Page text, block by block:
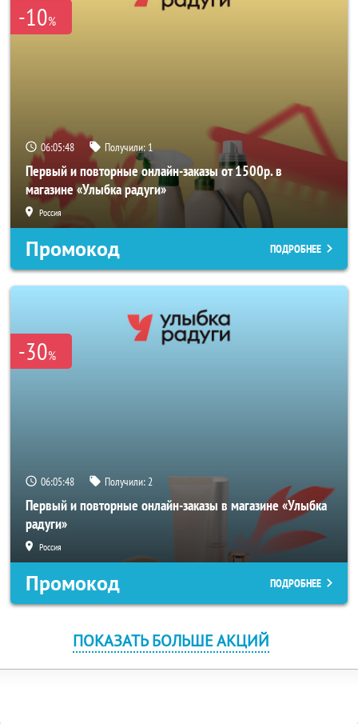
-10%
06:05:48 Получили:1
Первый и повторные онлайн-заказы от 1500р. в
магазине «Улыбка радуги»
Россия
Промокод ПОДРОБНЕЕ
-30%
06:05:48 Получили:2
Первый и повторные онлайн-заказы в магазине «Улыбка
радуги»
Россия
Промокод ПОДРОБНЕЕ
ПОКАЗАТЬ БОЛЬШЕ АКЦИЙ